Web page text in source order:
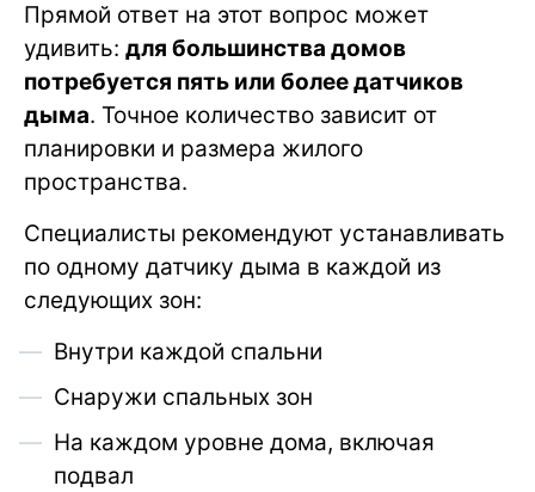
Прямой ответ на этот вопрос может
удивить: для большинства домов
потребуется пять или более датчиков
дыма. Точное количество зависит от
планировки и размера жилого
пространства.
Специалисты рекомендуют устанавливать
по одному датчику дыма в каждой из
следующих зон:
Внутри каждой спальни
Снаружи спальных зон
На каждом уровне дома, включая
подвал